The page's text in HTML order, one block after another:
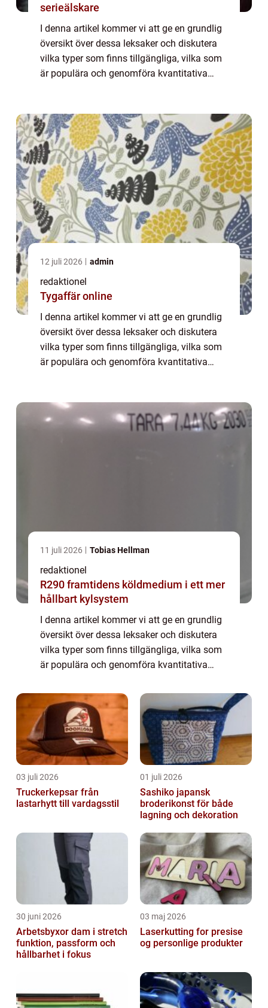
serieälskare
I denna artikel kommer vi att ge en grundlig
översikt över dessa leksaker och diskutera
vilka typer som finns tillgängliga, vilka som
är populära och genomföra kvantitativa
12 juli 2026 admin
redaktionel
Tygaffär online
I denna artikel kommer vi att ge en grundlig
översikt över dessa leksaker och diskutera
vilka typer som finns tillgängliga, vilka som
är populära och genomföra kvantitativa
11 juli 2026 Tobias Hellman
redaktionel
R290 framtidens köldmedium i ett mer
hållbart kylsystem
I denna artikel kommer vi att ge en grundlig
översikt över dessa leksaker och diskutera
vilka typer som finns tillgängliga, vilka som
är populära och genomföra kvantitativa
diskutera hur olika leksaker skiljer sig åt...
03 juli 2026
Truckerkepsar från
lastarhytt till vardagsstil
01 juli 2026
Sashiko japansk
broderikonst för både
lagning och dekoration
30 juni 2026
Arbetsbyxor dam i stretch
funktion, passform och
hållbarhet i fokus
03 maj 2026
Laserkutting for presise
og personlige produkter